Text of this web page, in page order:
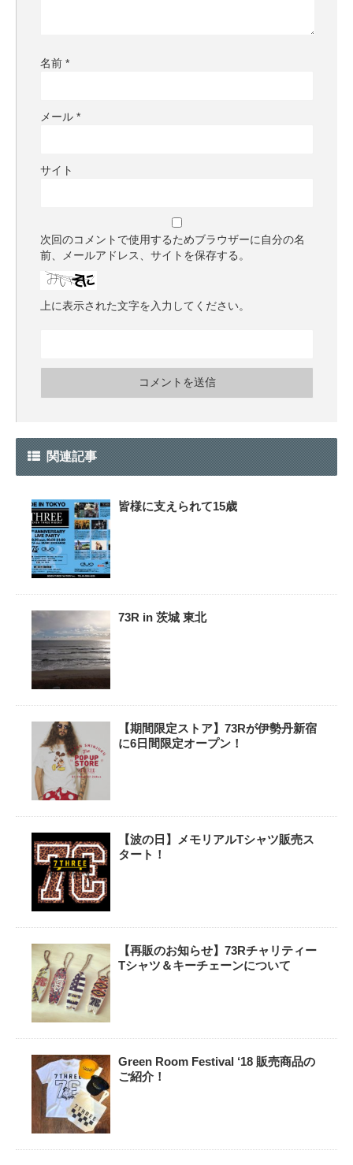
名前 *
メール *
サイト
次回のコメントで使用するためブラウザーに自分の名
前、メールアドレス、サイトを保存する。
上に表示された文字を入力してください。
関連記事
皆様に支えられて15歳
73R in 茨城 東北
【期間限定ストア】73Rが伊勢丹新宿
に6日間限定オープン！
【波の日】メモリアルTシャツ販売ス
タート！
【再販のお知らせ】73Rチャリティー
Tシャツ＆キーチェーンについて
Green Room Festival ‘18 販売商品の
ご紹介！